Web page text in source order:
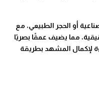
أو الحجر الطبيعي، مع
مما يضيف عمقًا بصريًا
لإكمال المشهد بطريقة